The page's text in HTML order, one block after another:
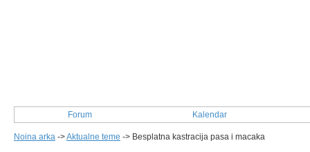
Forum Kalendar
Noina arka ->Aktualne teme -> Besplatna kastracija pasa i macaka